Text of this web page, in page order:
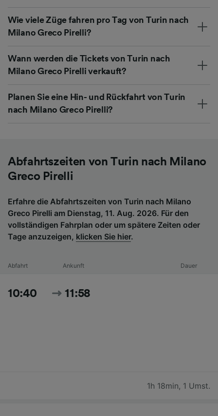
Wie viele Züge fahren pro Tag von Turin nach
Milano Greco Pirelli?
Wann werden die Tickets von Turin nach
Milano Greco Pirelli verkauft?
Planen Sie eine Hin- und Rückfahrt von Turin
nach Milano Greco Pirelli?
Abfahrtszeiten von Turin nach Milano
Greco Pirelli
Erfahre die Abfahrtszeiten von Turin nach Milano
Greco Pirelli am Dienstag, 11. Aug. 2026. Für den
vollständigen Fahrplan oder um spätere Zeiten oder
Tage anzuzeigen, klicken Sie hier.
Abfahrt Ankunft Dauer
10:40 11:58
1h 18min, 1 Umst.